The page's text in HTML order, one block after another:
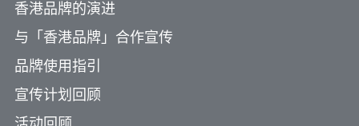
香港品牌的演进
与「香港品牌」合作宣传
品牌使用指引
宣传计划回顾